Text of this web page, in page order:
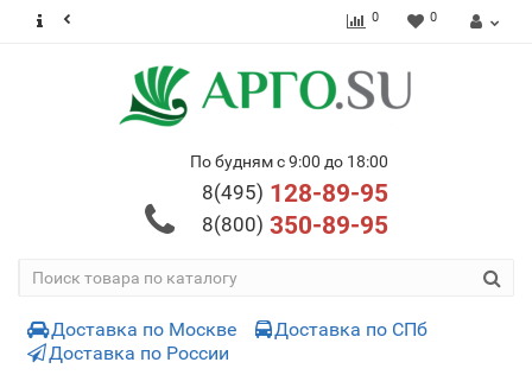
0 0
По будням с 9:00 до 18:00
8(495) 128-89-95
8(800) 350-89-95
Доставка по Москве
Доставка по СПб
Доставка по России